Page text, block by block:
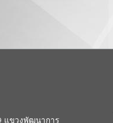
แขวงพัฒนาการ